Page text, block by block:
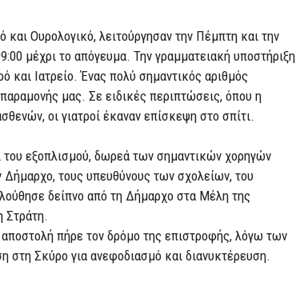
Ουρολογικό, λειτούργησαν την Πέμπτη και την
μέχρι το απόγευμα. Την γραμματειακή υποστήριξη
και Ιατρείο. Ένας πολύ σημαντικός αριθμός
μας. Σε ειδικές περιπτώσεις, όπου η
οι γιατροί έκαναν επίσκεψη στο σπίτι.
εξοπλισμού, δωρεά των σημαντικών χορηγών
τους υπευθύνους των σχολείων, του
δείπνο από τη Δήμαρχο στα Μέλη της
Στράτη.
πήρε τον δρόμο της επιστροφής, λόγω των
Σκύρο για ανεφοδιασμό και διανυκτέρευση.